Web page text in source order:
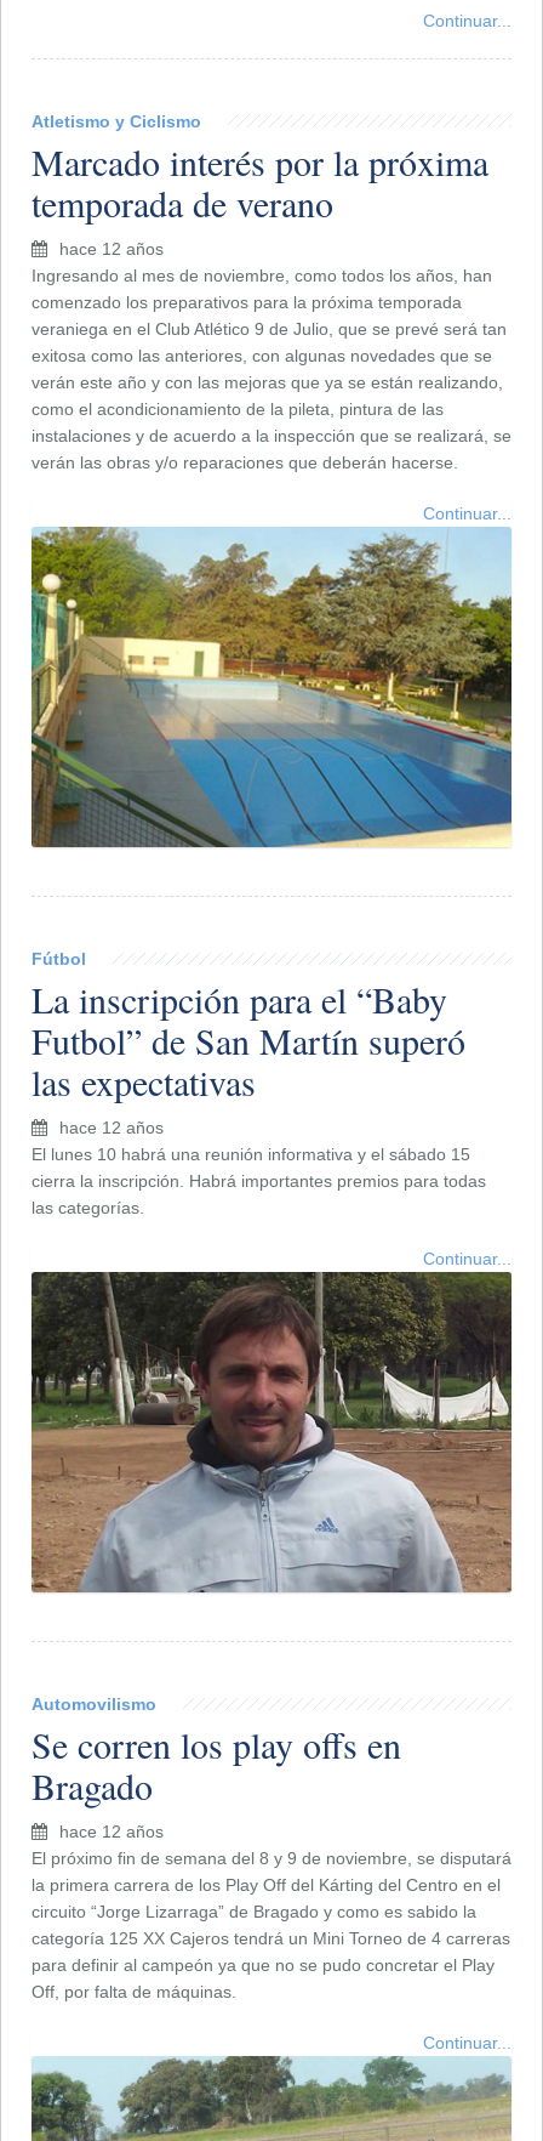
Continuar...
Atletismo y Ciclismo
Marcado interés por la próxima
temporada de verano
hace 12 años
Ingresando al mes de noviembre, como todos los años, han
comenzado los preparativos para la próxima temporada
veraniega en el Club Atlético 9 de Julio, que se prevé será tan
exitosa como las anteriores, con algunas novedades que se
verán este año y con las mejoras que ya se están realizando,
como el acondicionamiento de la pileta, pintura de las
instalaciones y de acuerdo a la inspección que se realizará, se
verán las obras y/o reparaciones que deberán hacerse.
Continuar...
Fútbol
La inscripción para el “Baby
Futbol” de San Martín superó
las expectativas
hace 12 años
El lunes 10 habrá una reunión informativa y el sábado 15
cierra la inscripción. Habrá importantes premios para todas
las categorías.
Continuar...
Automovilismo
Se corren los play offs en
Bragado
hace 12 años
El próximo fin de semana del 8 y 9 de noviembre, se disputará
la primera carrera de los Play Off del Kárting del Centro en el
circuito “Jorge Lizarraga” de Bragado y como es sabido la
categoría 125 XX Cajeros tendrá un Mini Torneo de 4 carreras
para definir al campeón ya que no se pudo concretar el Play
Off, por falta de máquinas.
Continuar...